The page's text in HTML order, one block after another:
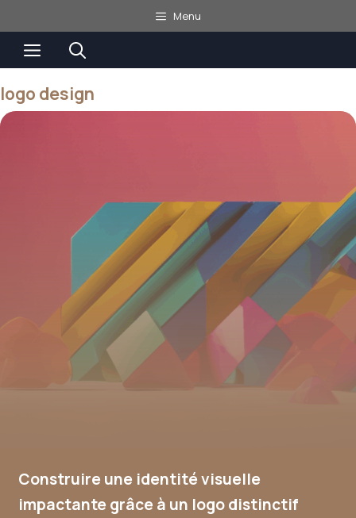
au
contenu
Menu
Menu
logo design
Construire une identité visuelle
impactante grâce à un logo distinctif